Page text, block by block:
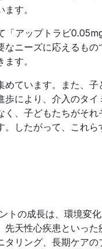
す。
「アップトラビ
ニーズに応えるもの
す。
めています。また、子
歩により、介入のタイ
く、子どもたちがそれ
したがって、これら
トの成長は、環境変
先天性心疾患といった
タリング、長期ケアの